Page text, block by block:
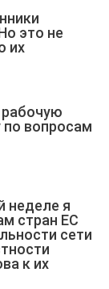
это не
их
по вопросам
неделе я
стран ЕС
сети
к их